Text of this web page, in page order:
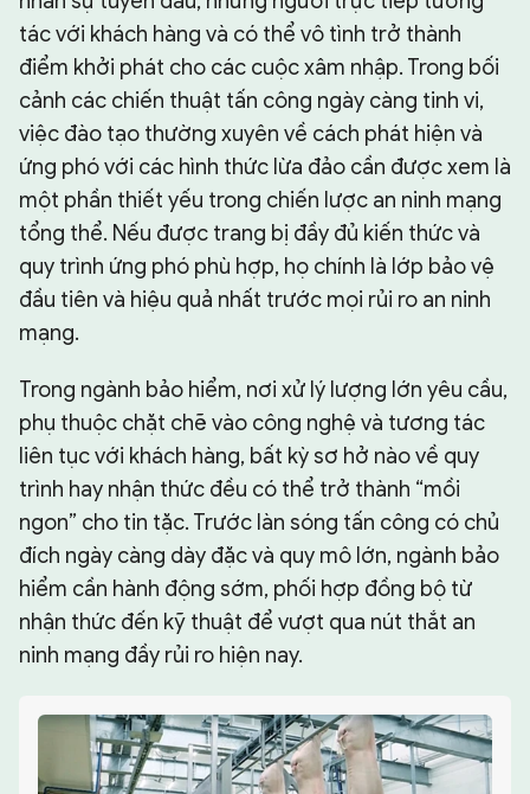
tác với khách hàng và có thể vô tình trở thành
điểm khởi phát cho các cuộc xâm nhập. Trong bối
cảnh các chiến thuật tấn công ngày càng tinh vi,
việc đào tạo thường xuyên về cách phát hiện và
ứng phó với các hình thức lừa đảo cần được xem là
một phần thiết yếu trong chiến lược an ninh mạng
tổng thể. Nếu được trang bị đầy đủ kiến thức và
quy trình ứng phó phù hợp, họ chính là lớp bảo vệ
đầu tiên và hiệu quả nhất trước mọi rủi ro an ninh
mạng.
Trong ngành bảo hiểm, nơi xử lý lượng lớn yêu cầu,
phụ thuộc chặt chẽ vào công nghệ và tương tác
liên tục với khách hàng, bất kỳ sơ hở nào về quy
trình hay nhận thức đều có thể trở thành “mồi
ngon” cho tin tặc. Trước làn sóng tấn công có chủ
đích ngày càng dày đặc và quy mô lớn, ngành bảo
hiểm cần hành động sớm, phối hợp đồng bộ từ
nhận thức đến kỹ thuật để vượt qua nút thắt an
ninh mạng đầy rủi ro hiện nay.